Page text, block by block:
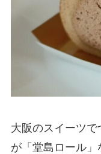
大阪のスイーツ
が「堂島ロール